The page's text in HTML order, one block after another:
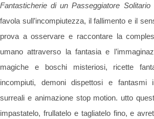
Fantasticherie di un Passeggiatore Solitario
favola sull’incompiutezza, il fallimento e il
prova a osservare e raccontare la
umano attraverso la fantasia e
magiche e boschi misteriosi, ricette
incompiuti, demoni dispettosi e fantasmi
surreali e animazione stop motion. utto
impastatelo, frullatelo e tagliatelo fino, e